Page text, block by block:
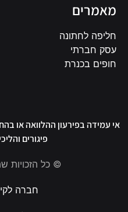
מאמרים
חליפה לחתונה
עסק חברתי
חופים בכנרת
© כל הזכויות
אי עמידה בפירעון ההלוואה או
פיגורים
חברה